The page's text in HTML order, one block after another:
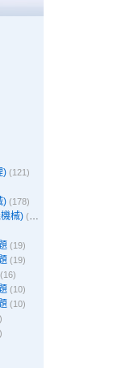
) (121)
) (178)
械) (39)
(19)
(19)
(16)
(10)
(10)